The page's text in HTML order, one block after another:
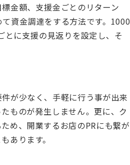
金額、支援金ごとのリターン
資金調達をする方法です。1000
に支援の見返りを設定し、そ
が少なく、手軽に行う事が出来
ものが発生しません。更に、ク
め、開業するお店のPRにも繋が
あります。